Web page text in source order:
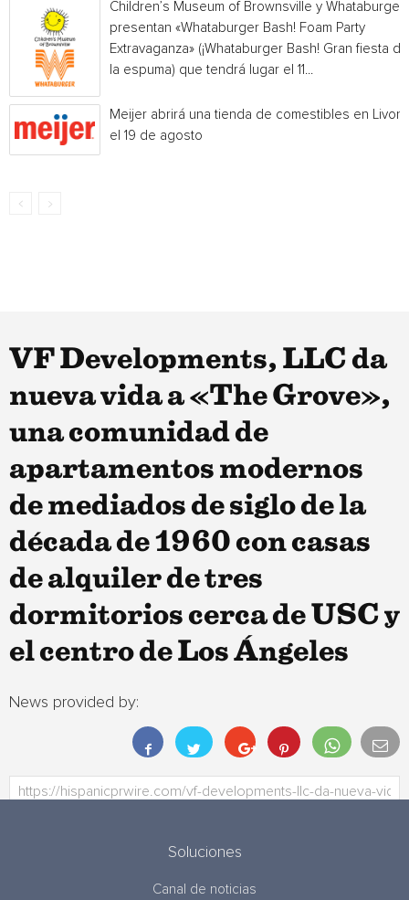
Children’s Museum of Brownsville y Whataburger
presentan «Whataburger Bash! Foam Party
Extravaganza» (¡Whataburger Bash! Gran fiesta de
la espuma) que tendrá lugar el 11...
Meijer abrirá una tienda de comestibles en
el 19 de agosto
VF Developments, LLC da
nueva vida a «The Grove»,
una comunidad de
apartamentos modernos
de mediados de siglo de la
década de 1960 con casas
de alquiler de tres
dormitorios cerca de USC y
el centro de Los Ángeles
News provided by:
Soluciones
Canal de noticias